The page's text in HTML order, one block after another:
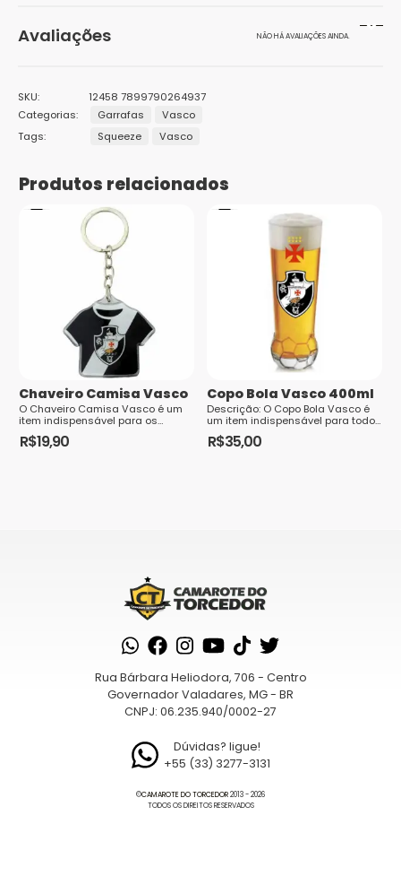
Avaliações NÃO HÁ AVALIAÇÕES AINDA.
550ML – VASCO”
O seu endereço de e-mail não será publicado.
Sua avaliação*
12 de
3 de 5
estrelas
4 de 5
estrelas
5 de 5
estrelas
Sua avaliação sobre o produto*
Nome*
E-mail*
SKU:
12458 7899790264937
Categorias:
Garrafas
Vasco
Tags:
Squeeze Vasco
Produtos relacionados
Chaveiro Camisa Vasco
O Chaveiro Camisa Vasco é um
item indispensável para os
torcedores apaixonados pelo
clube. Feito...
R$19,90
Copo Bola Vasco 400ml
Descrição: O Copo Bola Vasco é
um item indispensável para todo
torcedor apaixonado...
R$35,00
Rua Bárbara Heliodora, 706 - Centro
Governador Valadares, MG - BR
CNPJ: 06.235.940/0002-27
Dúvidas? ligue!
+55 (33) 3277-3131
©CAMAROTE DO TORCEDOR2013 - 2026
TODOS OS DIREITOS RESERVADOS